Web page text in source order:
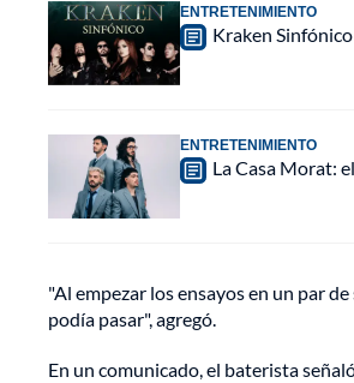
ENTRETENIMIENTO
Kraken
ENTRETENIMIENTO
La Casa Morat:
"Al empezar los ensayos en un par
podía pasar", agregó.
En un comunicado, el baterista